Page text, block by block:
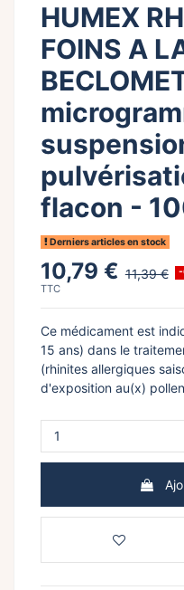
HUMEX
FOINS A
flacon -
Derniers articles en stock
10,79 € 11,39 € -
TTC
Ce médicament est
15 ans) dans le
(rhinites allergiques
d'exposition au(x)